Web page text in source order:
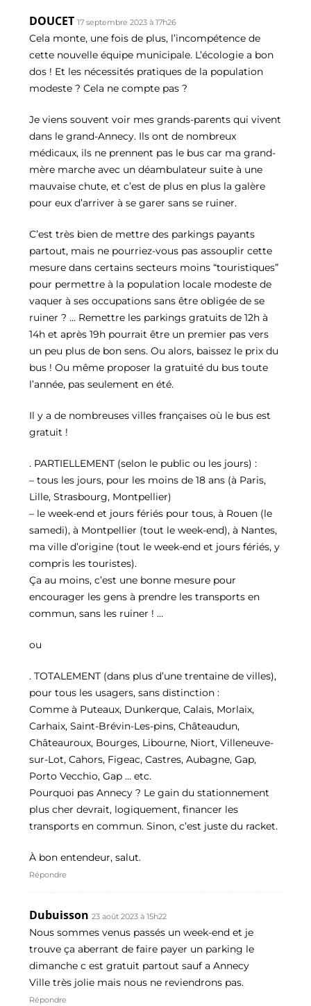
DOUCET 17 septembre 2023 à 17h26
Cela monte, une fois de plus, l’incompétence de
cette nouvelle équipe municipale. L’écologie a bon
dos ! Et les nécessités pratiques de la population
modeste ? Cela ne compte pas ?
Je viens souvent voir mes grands-parents qui vivent
dans le grand-Annecy. Ils ont de nombreux
médicaux, ils ne prennent pas le bus car ma grand-
mère marche avec un déambulateur suite à une
mauvaise chute, et c’est de plus en plus la galère
pour eux d’arriver à se garer sans se ruiner.
C’est très bien de mettre des parkings payants
partout, mais ne pourriez-vous pas assouplir cette
mesure dans certains secteurs moins “touristiques”
pour permettre à la population locale modeste de
vaquer à ses occupations sans être obligée de se
ruiner ? … Remettre les parkings gratuits de 12h à
14h et après 19h pourrait être un premier pas vers
un peu plus de bon sens. Ou alors, baissez le prix du
bus ! Ou même proposer la gratuité du bus toute
l’année, pas seulement en été.
Il y a de nombreuses villes françaises où le bus est
gratuit !
. PARTIELLEMENT (selon le public ou les jours) :
– tous les jours, pour les moins de 18 ans (à Paris,
Lille, Strasbourg, Montpellier)
– le week-end et jours fériés pour tous, à Rouen (le
samedi), à Montpellier (tout le week-end), à Nantes,
ma ville d’origine (tout le week-end et jours fériés, y
compris les touristes).
Ça au moins, c’est une bonne mesure pour
encourager les gens à prendre les transports en
commun, sans les ruiner ! …
ou
. TOTALEMENT (dans plus d’une trentaine de villes),
pour tous les usagers, sans distinction :
Comme à Puteaux, Dunkerque, Calais, Morlaix,
Carhaix, Saint-Brévin-Les-pins, Châteaudun,
Châteauroux, Bourges, Libourne, Niort, Villeneuve-
sur-Lot, Cahors, Figeac, Castres, Aubagne, Gap,
Porto Vecchio, Gap … etc.
Pourquoi pas Annecy ? Le gain du stationnement
plus cher devrait, logiquement, financer les
transports en commun. Sinon, c’est juste du racket.
À bon entendeur, salut.
Répondre
Dubuisson 23 août 2023 à 15h22
Nous sommes venus passés un week-end et je
trouve ça aberrant de faire payer un parking le
dimanche c est gratuit partout sauf a Annecy
Ville très jolie mais nous ne reviendrons pas.
Répondre